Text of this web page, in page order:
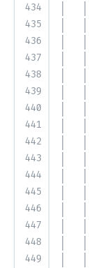
434
435
436
437
438
439
440
441
442
443
444
445
446
447
448
449
│   │
│   │
│   │
│   │
│   │
│   │
│   │
│   │
│   │
│   │
│   │
│   │
│   │
│   │
│   │
│   │